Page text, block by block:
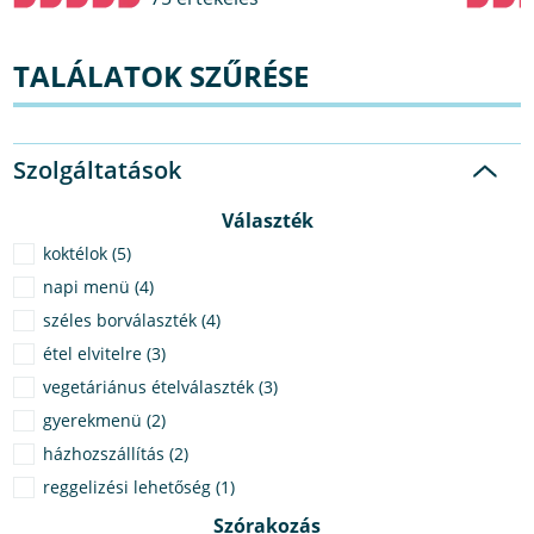
TALÁLATOK SZŰRÉSE
Szolgáltatások
Választék
koktélok (5)
napi menü (4)
széles borválaszték (4)
étel elvitelre (3)
vegetáriánus ételválaszték (3)
gyerekmenü (2)
házhozszállítás (2)
reggelizési lehetőség (1)
Szórakozás